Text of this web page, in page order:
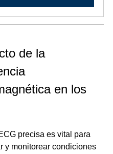
de la
en los
precisa es vital para
y monitorear condiciones